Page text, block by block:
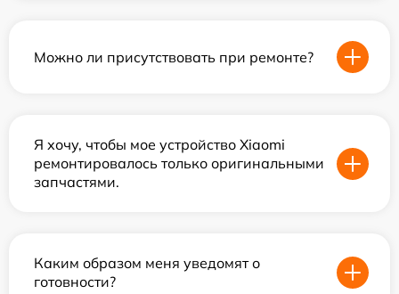
Можно ли присутствовать при ремонте?
Я хочу, чтобы мое устройство Xiaomi
ремонтировалось только оригинальными
запчастями.
Каким образом меня уведомят о
готовности?